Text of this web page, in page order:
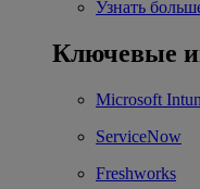
Узнать
Ключевые
Microsoft
ServiceNow
Freshworks